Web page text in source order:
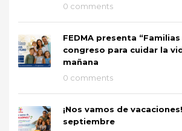
0 comments
FEDMA presenta
congreso para cuidar la
mañana
0 comments
¡Nos vamos de
septiembre